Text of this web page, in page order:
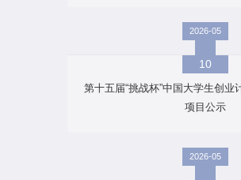
2026-05
10
第十五届“挑战杯”中国大学生创业
项目公示
2026-05